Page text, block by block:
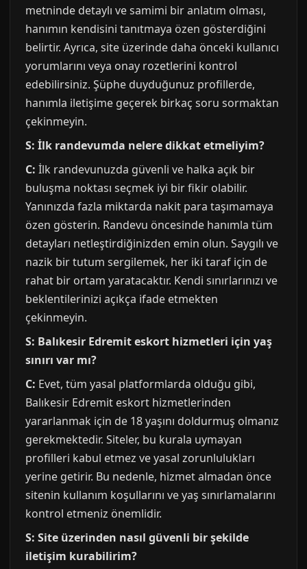
metninde detaylı ve samimi bir anlatım olması,
hanımın kendisini tanıtmaya özen gösterdiğini
belirtir. Ayrıca, site üzerinde daha önceki kullanıcı
yorumlarını veya onay rozetlerini kontrol
edebilirsiniz. Şüphe duyduğunuz profillerde,
hanımla iletişime geçerek birkaç soru sormaktan
çekinmeyin.
S: İlk randevumda nelere dikkat etmeliyim?
C: İlk randevunuzda güvenli ve halka açık bir
buluşma noktası seçmek iyi bir fikir olabilir.
Yanınızda fazla miktarda nakit para taşımamaya
özen gösterin. Randevu öncesinde hanımla tüm
detayları netleştirdiğinizden emin olun. Saygılı ve
nazik bir tutum sergilemek, her iki taraf için de
rahat bir ortam yaratacaktır. Kendi sınırlarınızı ve
beklentilerinizi açıkça ifade etmekten
çekinmeyin.
S: Balıkesir Edremit eskort hizmetleri için yaş
sınırı var mı?
C: Evet, tüm yasal platformlarda olduğu gibi,
Balıkesir Edremit eskort hizmetlerinden
yararlanmak için de 18 yaşını doldurmuş olmanız
gerekmektedir. Siteler, bu kurala uymayan
profilleri kabul etmez ve yasal zorunlulukları
yerine getirir. Bu nedenle, hizmet almadan önce
sitenin kullanım koşullarını ve yaş sınırlamalarını
kontrol etmeniz önemlidir.
S: Site üzerinden nasıl güvenli bir şekilde
iletişim kurabilirim?